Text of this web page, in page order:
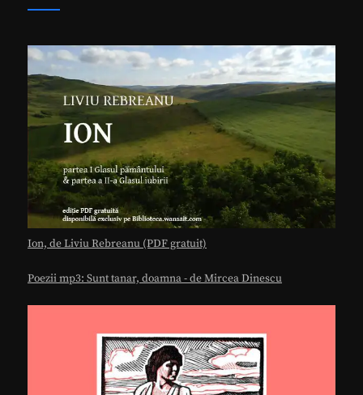
Ion, de Liviu Rebreanu (PDF gratuit)
Poezii mp3: Sunt tanar, doamna - de Mircea Dinescu